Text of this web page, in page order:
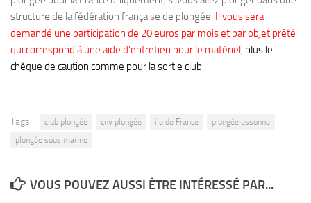
Jeune plongeur
Plongeur N1
Maintien des acquis
Moniteur Fédéral
structure de la fédération française de plongée. Il vous sera
demandé une participation de 20 euros par mois et par objet prêté
qui correspond à une aide d’entretien pour le matériel, plus le
chèque de caution comme pour la sortie club.
Tags: club plongée cnv plongée ile de France
plongée essonne
plongée sous marine
VOUS POUVEZ AUSSI ÊTRE INTÉRESSÉ PAR...